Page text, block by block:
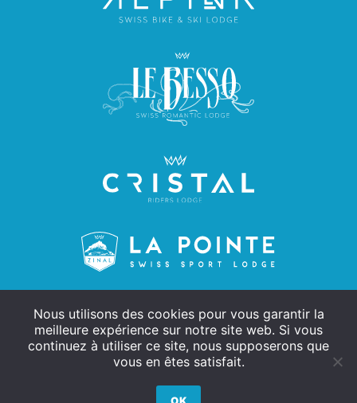
Allgemeine Geschäftsbedingungen ©
Nous utilisons des cookies pour vous garantir la
meilleure expérience sur notre site web. Si vous
continuez à utiliser ce site, nous supposerons que
vous en êtes satisfait.